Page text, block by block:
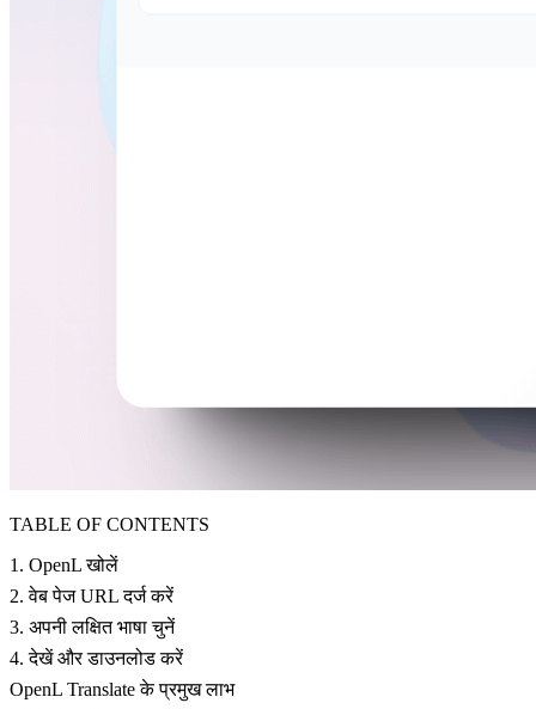
TABLE OF CONTENTS
1. OpenL खोलें
2. वेब पेज URL दर्ज करें
3. अपनी लक्षित भाषा चुनें
4. देखें और डाउनलोड करें
OpenL Translate के प्रमुख लाभ